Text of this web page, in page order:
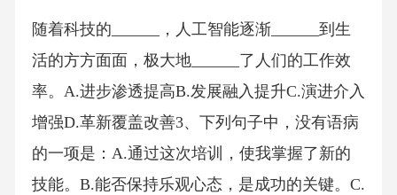
随着科技的______，人工智能逐渐______到生
活的方方面面，极大地______了人们的工作效
率。A.进步渗透提高B.发展融入提升C.演进介入
增强D.革新覆盖改善3、下列句子中，没有语病
的一项是：A.通过这次培训，使我掌握了新的
技能。B.能否保持乐观心态，是成功的关键。C.